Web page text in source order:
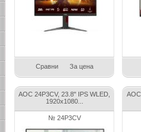
Сравни За цена
AOC 24P3CV, 23.8" IPS WLED,
1920x1080...
№ 24P3CV